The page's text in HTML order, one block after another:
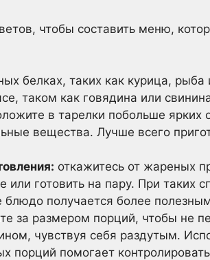
чтобы составить меню,
белках, таких как курица,
таком как говядина или
в тарелки побольше
вещества. Лучше всего
откажитесь от жареных
или готовить на пару. При таких
блюдо получается более
за размером порций, чтобы не
чувствуя себя раздутым.
порций помогает